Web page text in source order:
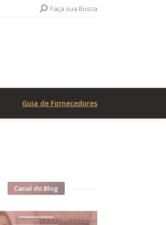
Search:Faça sua Busca
Guia de Fornecedores
Canal do Blog